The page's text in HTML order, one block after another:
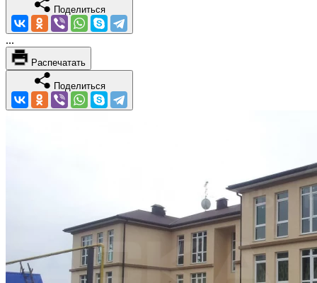
Поделиться
...
Распечатать
Поделиться